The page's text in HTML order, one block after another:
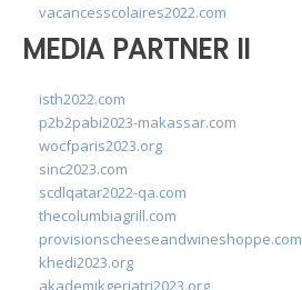
vacancesscolaires2022.com
MEDIA PARTNER II
isth2022.com
p2b2pabi2023-makassar.com
wocfparis2023.org
sinc2023.com
scdlqatar2022-qa.com
thecolumbiagrill.com
provisionscheeseandwineshoppe.com
khedi2023.org
akademikgeriatri2023.org